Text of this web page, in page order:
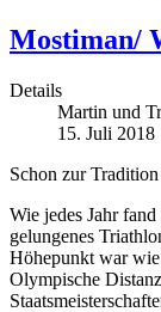
Mostiman/
Details
Martin und
15. Juli 2018
Schon zur
Wie jedes Jahr
gelungenes
Höhepunkt war
Olympische